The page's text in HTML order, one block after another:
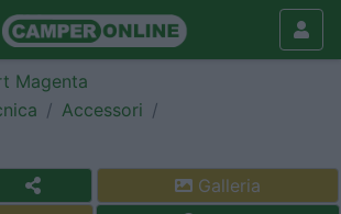
Accessori
Galleria